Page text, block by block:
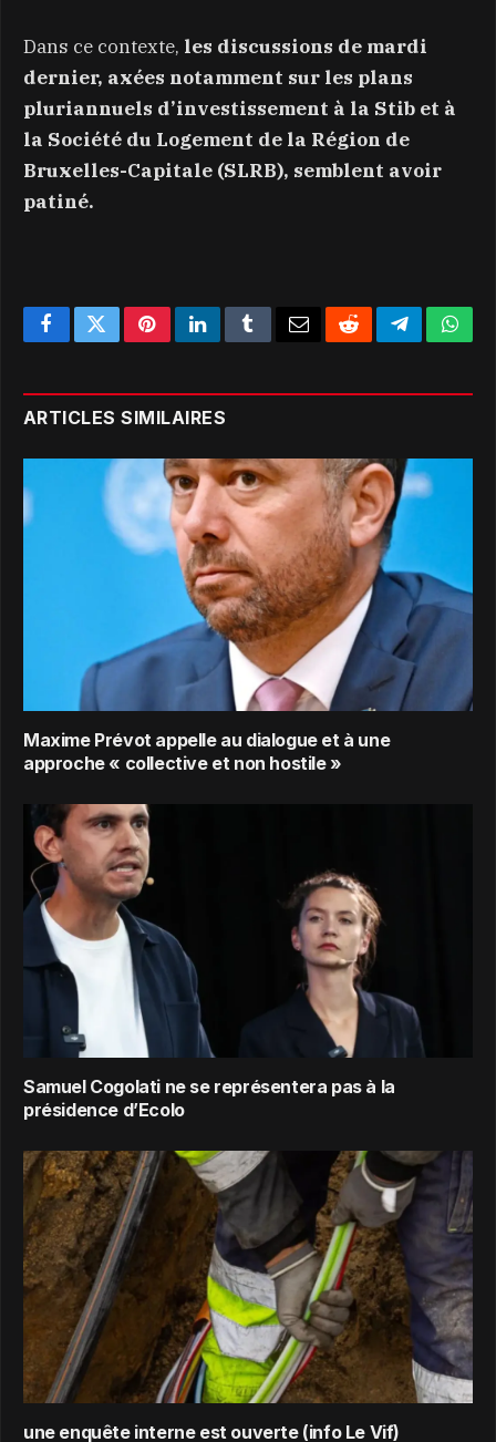
Dans ce contexte, les discussions de mardi
dernier, axées notamment sur les plans
pluriannuels d’investissement à la Stib et à
la Société du Logement de la Région de
Bruxelles-Capitale (SLRB), semblent avoir
patiné.
FacebookTwitterPinterestLinkedInTumblr EmailRedditTelegram
ARTICLES SIMILAIRES
Maxime Prévot appelle au dialogue et à une
approche « collective et non hostile »
Samuel Cogolati ne se représentera pas à la
présidence d’Ecolo
une enquête interne est ouverte (info Le Vif)